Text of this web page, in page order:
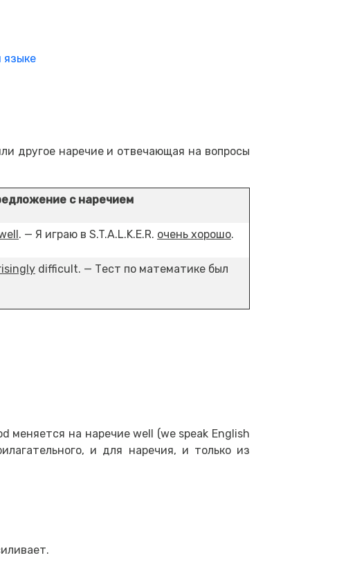
языке
другое наречие и отвечающая на вопросы
с наречием
. — Я играю в S.T.A.L.K.E.R. очень хорошо.
difficult. — Тест по математике был
меняется на наречие well (we speak English
и для наречия, и только из